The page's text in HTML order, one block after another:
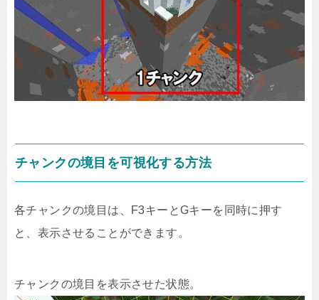
チャンクの境目を可視化する方法
各チャンクの境目は、F3キーとGキーを同時に押す
と、表示させることができます。
チャンクの境目を表示させた状態。